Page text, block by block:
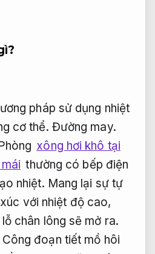
pháp sử dụng nhiệt
cơ thể. Đường may.
xông hơi khô tại
thường có bếp điện
nhiệt. Mang lại sự tự
với nhiệt độ cao,
lỗ chân lông sẽ mở ra.
Công đoạn tiết mồ hôi